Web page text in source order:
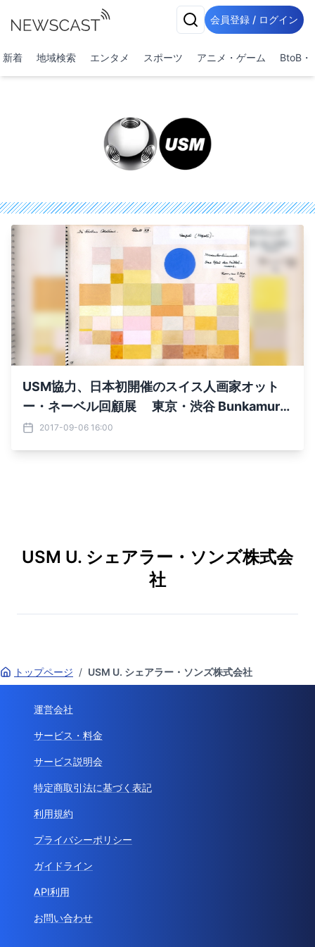
会員登録 / ログイン
新着 地域検索 エンタメ スポーツ アニメ・ゲーム BtoB・
USM協力、日本初開催のスイス人画家オット
ー・ネーベル回顧展 東京・渋谷 Bunkamura
ザ・ミュージアムにて10月7日より開催
2017-09-06 16:00
USM U. シェアラー・ソンズ株式会
社
トップページ / USM U. シェアラー・ソンズ株式会社
運営会社
サービス・料金
サービス説明会
特定商取引法に基づく表記
利用規約
プライバシーポリシー
ガイドライン
API利用
お問い合わせ